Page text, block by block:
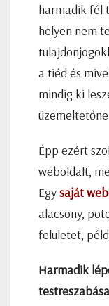
harmadik fél
helyen nem
a tiéd és
mindig ki
Épp ezért
weboldalt,
Egysaját
alacsony,
felületet,
Harmadik
testreszabása